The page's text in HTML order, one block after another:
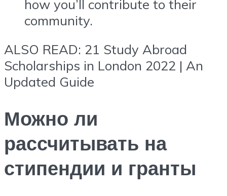
how you’ll contribute to their
community.
ALSO READ: 21 Study Abroad
Scholarships in London 2022 | An
Updated Guide
Можно ли
рассчитывать на
стипендии и гранты